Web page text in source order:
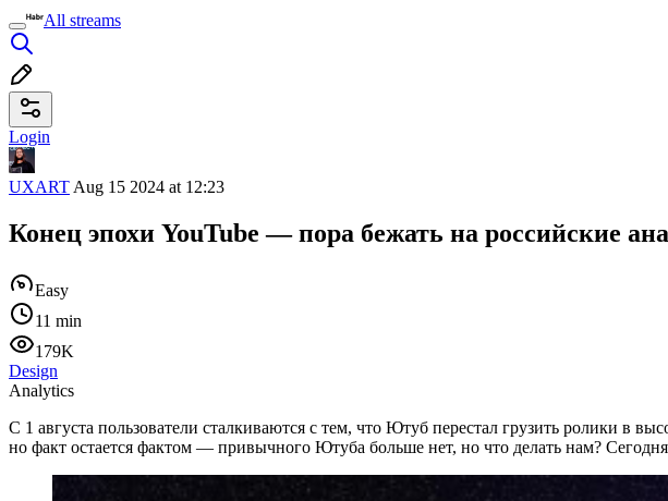
All streams
Login
UXART Aug 15 2024 at 12:23
Конец эпохи YouTube — пора бежать на российские
Easy
11 min
179K
Design
Analytics
С 1 августа пользователи сталкиваются с тем, что Ютуб перестал грузить ролики в
но факт остается фактом — привычного Ютуба больше нет, но что делать нам?